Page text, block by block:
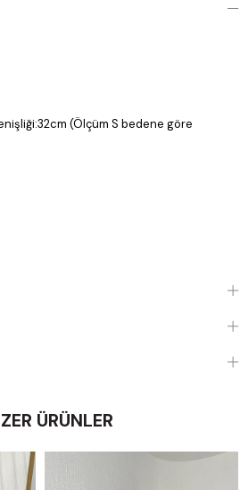
(Ölçüm S bedene göre
ÜRÜNLER